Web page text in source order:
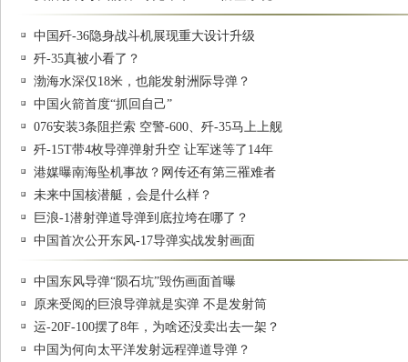
中国歼-36隐身战斗机展现重大设计升级
歼-35真被小看了？
渤海水深仅18米，也能发射洲际导弹？
中国火箭首度“抓回自己”
076安装3条阻拦索 空警-600、歼-35马上上舰
歼-15T带4枚导弹弹射升空 让军迷等了14年
港媒曝南海坠机事故？网传还有第三罹难者
未来中国核潜艇，会是什么样？
巨浪-1潜射弹道导弹到底拉垮在哪了？
中国首次公开东风-17导弹实战发射画面
中国东风导弹“陨石坑”毁伤画面首曝
原来受阅的巨浪导弹就是实弹 不是发射筒
运-20F-100摆了8年，为啥还没卖出去一架？
中国为何向太平洋发射远程弹道导弹？